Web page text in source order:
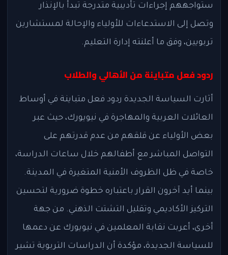
ستواجههم إجراءات تأديبية متدرجة تبدأ بالإنذار
وتصل إلى الاستدعاءات للأولياء والإحالة لمستشارين
تربويين، وفق ما أعلنته إدارة التعليم.
ردود فعل متباينة من الأهالي والطلاب
أثارت السياسة الجديدة ردود فعل متباينة في أوساط
العائلات العربية والمهاجرة في نيويورك، حيث عبر
بعض الأولياء عن قلقهم من عدم قدرتهم على
التواصل المباشر مع أطفالهم خلال ساعات الدراسة،
خاصة في ظل الظروف الأمنية المتغيرة في المدينة.
بينما أيد آخرون القرار باعتباره خطوة ضرورية لتحسين
التركيز الأكاديمي وتقليل التشتت الذهني. من جهة
أخرى، أعربت نقابة المعلمين في نيويورك عن دعمها
للسياسة الجديدة، مؤكدة أن الدراسات التربوية تشير